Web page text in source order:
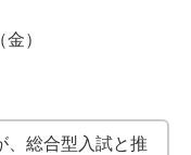
）
、総合型入試と推